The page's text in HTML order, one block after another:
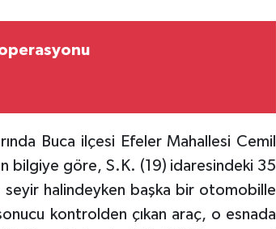
Buca ilçesi Efeler Mahallesi Cemil
bilgiye göre, S.K. (19) idaresindeki 35
halindeyken başka bir otomobille
kontrolden çıkan araç, o esnada